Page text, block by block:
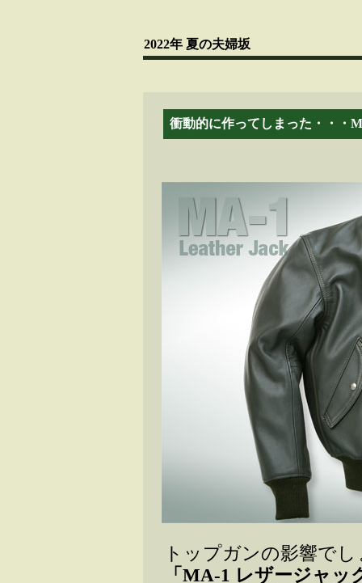
2022年 夏の夫婦坂
衝動的に作ってしまった・・・
トップガンの影響で
「MA-1 レザージャッ